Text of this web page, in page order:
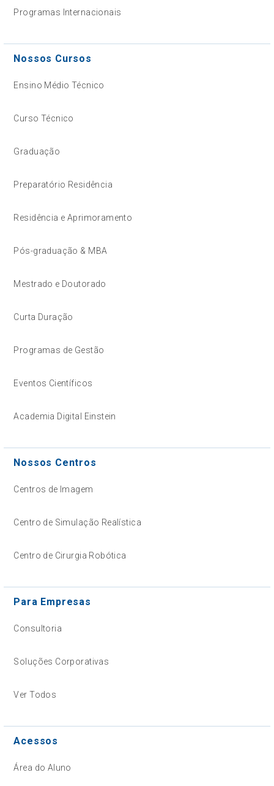
Programas Internacionais
Nossos Cursos
Ensino Médio Técnico
Curso Técnico
Graduação
Preparatório Residência
Residência e Aprimoramento
Pós-graduação & MBA
Mestrado e Doutorado
Curta Duração
Programas de Gestão
Eventos Científicos
Academia Digital Einstein
Nossos Centros
Centros de Imagem
Centro de Simulação Realística
Centro de Cirurgia Robótica
Para Empresas
Consultoria
Soluções Corporativas
Ver Todos
Acessos
Área do Aluno